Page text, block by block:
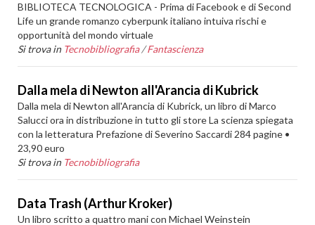
BIBLIOTECA TECNOLOGICA - Prima di Facebook e di Second
Life un grande romanzo cyberpunk italiano intuiva rischi e
opportunità del mondo virtuale
Si trova in Tecnobibliografia /Fantascienza
Dalla mela di Newton all'Arancia di Kubrick
Dalla mela di Newton all'Arancia di Kubrick, un libro di Marco
Salucci ora in distribuzione in tutto gli store La scienza spiegata
con la letteratura Prefazione di Severino Saccardi 284 pagine •
23,90 euro
Si trova in Tecnobibliografia
Data Trash (Arthur Kroker)
Un libro scritto a quattro mani con Michael Weinstein